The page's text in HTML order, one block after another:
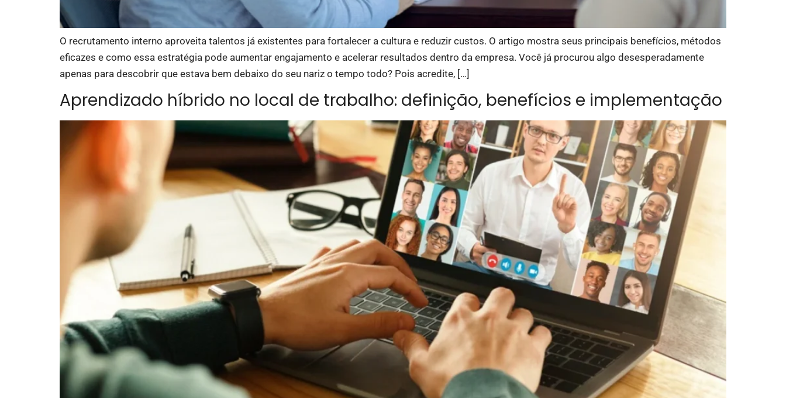
O recrutamento interno aproveita talentos já existentes para fortalecer a cultura e reduzir custos. O artigo mostra seus principais benefícios, métodos
eficazes e como essa estratégia pode aumentar engajamento e acelerar resultados dentro da empresa. Você já procurou algo desesperadamente
apenas para descobrir que estava bem debaixo do seu nariz o tempo todo? Pois acredite, […]
Aprendizado híbrido no local de trabalho: definição, benefícios e implementação